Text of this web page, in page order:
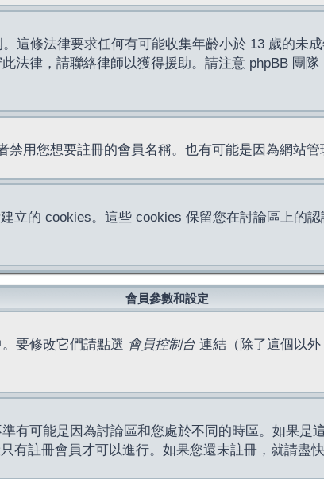
這條法律要求任何有可能收集年齡小於 13 歲的未
法律，請聯絡律師以獲得援助。請注意 phpBB 團
用您想要註冊的會員名稱。也有可能是因為網站
立的 cookies。這些 cookies 保留您在討論區上的
會員參數和設定
要修改它們請點選 會員控制台 連結（除了這個以
有可能是因為討論區和您處於不同的時區。如果是
有註冊會員才可以進行。如果您還未註冊，就請盡快